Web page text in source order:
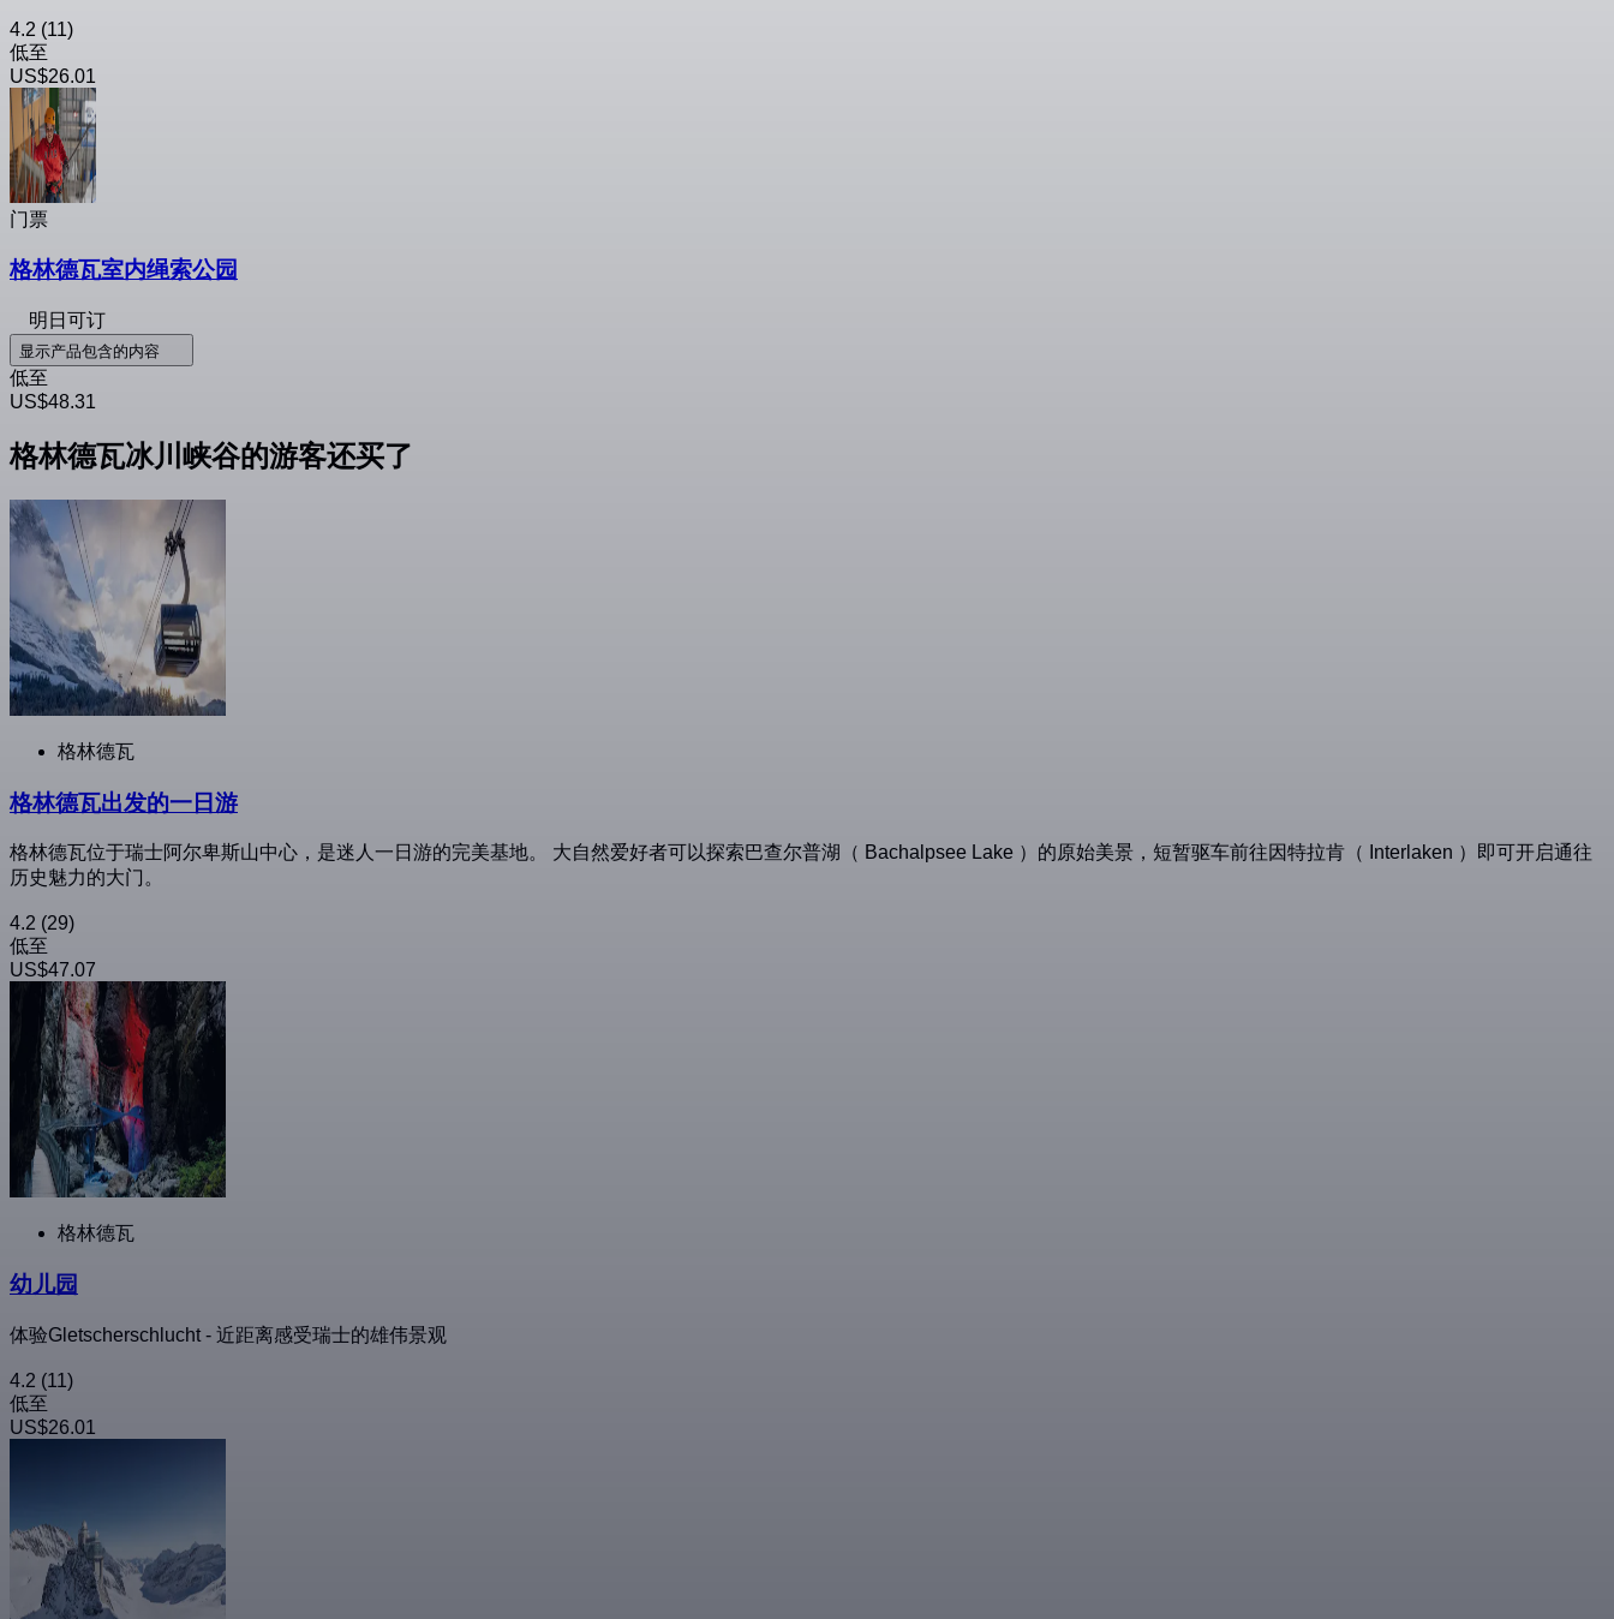
4.2 (11)
低至
US$26.01
门票
格林德瓦室内绳索公园
明日可订
显示产品包含的内容
低至
US$48.31
格林德瓦冰川峡谷的游客还买了
格林德瓦
格林德瓦出发的一日游
格林德瓦位于瑞士阿尔卑斯山中心，是迷人一日游的完美基地。 大自然爱好者可以探索巴查尔普湖（ Bachalpsee Lake ）的原始美景，短暂驱车前往因特拉肯（ Interlaken ）即可开启通往
历史魅力的大门。
4.2 (29)
低至
US$47.07
格林德瓦
幼儿园
体验Gletscherschlucht - 近距离感受瑞士的雄伟景观
4.2 (11)
低至
US$26.01